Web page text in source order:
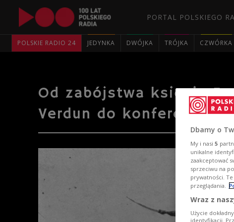
PORTAL POLSKIEGO
POLSKIE RADIO 24 JEDYNKA DWÓJKA TRÓJKA CZWÓRKA
Od zabójstwa księcia
Verdun do konferencji
Dbamy o
My i nasi 5
unikalne
zaakceptować
sprzeciwu na
prywatności.
przeglądania.
Wraz z
Użycie
identyfikacji.